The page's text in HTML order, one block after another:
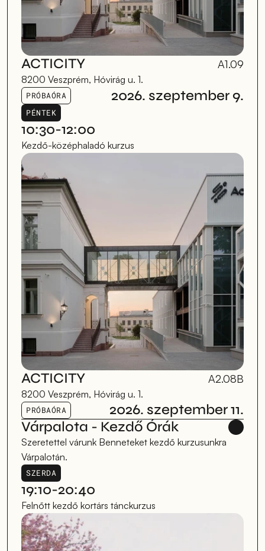
ACTICITY A1.09
8200 Veszprém, Hóvirág u. 1.
PRÓBAÓRA
2026. szeptember 9.
10:30-12:00
Kezdő-középhaladó kurzus
ACTICITY A2.08B
8200 Veszprém, Hóvirág u. 1.
PÉNTEK
PRÓBAÓRA
2026. szeptember 11.
Várpalota - Kezdő Órák
Szeretettel várunk Benneteket kezdő kurzusunkra
Várpalotán.
19:10-20:40
Felnőtt kezdő kortárs tánckurzus
SZERDA